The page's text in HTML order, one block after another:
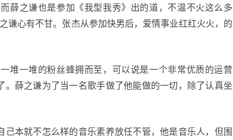
薛之谦也是参加《我型我秀》出的道，不温不火这么多
谦心有不甘。张杰从参加快男后，爱情事业红红火火，的
堆一堆的粉丝蜂拥而至，可以说是一个非常优质的运营
薛之谦为了当一名歌手做了他能做的一切，除了认真坐
本就不怎么样的音乐素养放任不管，他是音乐人，但围